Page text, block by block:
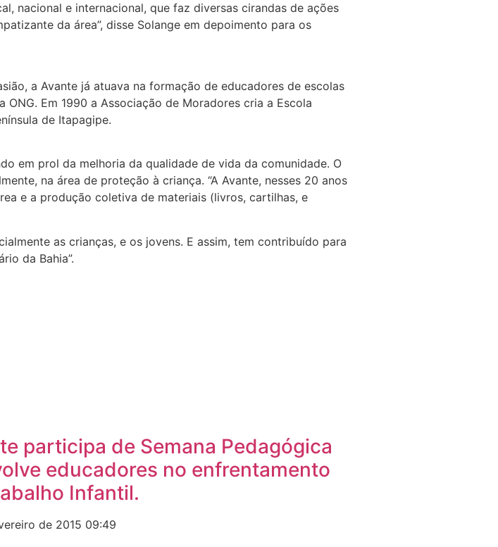
nacional e internacional, que faz diversas cirandas de ações
da área”, disse Solange em depoimento para os
a Avante já atuava na formação de educadores de escolas
Em 1990 a Associação de Moradores cria a Escola
de Itapagipe.
em prol da melhoria da qualidade de vida da comunidade. O
na área de proteção à criança. “A Avante, nesses 20 anos
e a produção coletiva de materiais (livros, cartilhas, e
as crianças, e os jovens. E assim, tem contribuído para
da Bahia”.
participa de Semana Pedagógica
educadores no enfrentamento
Infantil.
de 2015 09:49